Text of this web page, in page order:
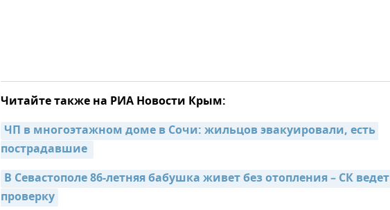
Читайте также на РИА Новости Крым:
ЧП в многоэтажном доме в Сочи: жильцов эвакуировали, есть
пострадавшие
В Севастополе 86-летняя бабушка живет без отопления – СК ведет
проверку